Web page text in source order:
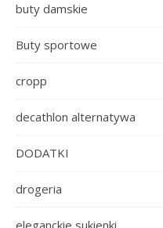
buty damskie
Buty sportowe
cropp
decathlon alternatywa
DODATKI
drogeria